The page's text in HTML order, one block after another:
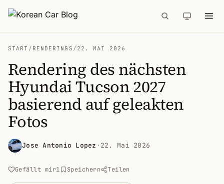
START / RENDERINGS / 22. MAI 2026
Rendering des nächsten
Hyundai Tucson 2027
basierend auf geleakten
Fotos
Jose Antonio Lopez · 22. Mai 2026
Gefällt mir1 Speichern Teilen